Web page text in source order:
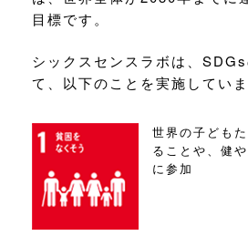
目標です。
シックスセンスラボは、
て、以下のことを実施していま
世界の子ども
ることや、健
に参加